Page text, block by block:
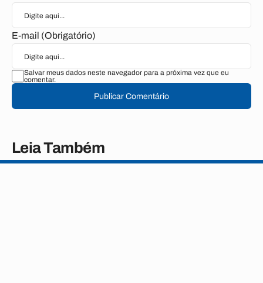
E-mail (Obrigatório)
Salvar meus dados neste navegador para a próxima vez que eu
comentar.
Publicar Comentário
Leia Também